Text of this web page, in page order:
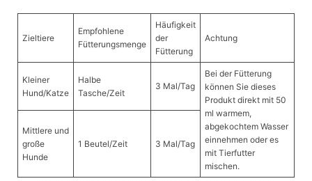
Zieltiere
Empfohlene
Fütterungsmenge
Häufigkeit
der
Fütterung
Achtung
Kleiner
Hund/Katze
Halbe
Tasche/Zeit
3 Mal/Tag
Bei der Fütterung
können Sie dieses
Produkt direkt mit 50
ml warmem,
abgekochtem Wasser
einnehmen oder es
mit Tierfutter
mischen.
Mittlere und
große
Hunde
1 Beutel/Zeit 3 Mal/Tag